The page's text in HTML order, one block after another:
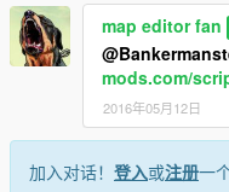
map editor fan
mods.com/
2016年05月12日
加入对话！ 登入或注册一